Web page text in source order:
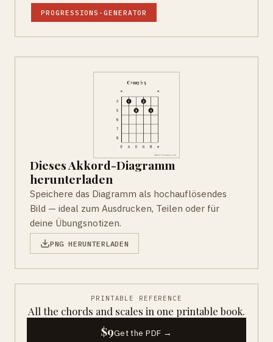
PROGRESSIONS-GENERATOR
Dieses Akkord-Diagramm
herunterladen
Speichere das Diagramm als hochauflösendes
Bild — ideal zum Ausdrucken, Teilen oder für
deine Übungsnotizen.
PNG HERUNTERLADEN
PRINTABLE REFERENCE
All the chords and scales in one printable book.
$9Get the PDF →